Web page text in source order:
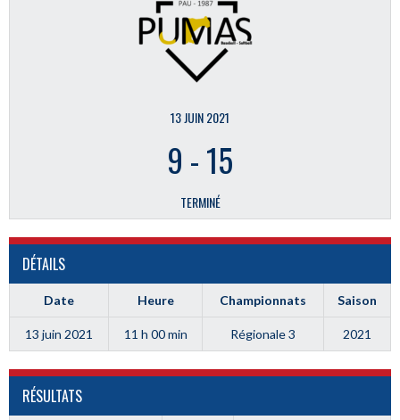
13 JUIN 2021
9 -15
TERMINÉ
DÉTAILS
Date Heure Championnats Saison
13 juin 2021 11 h 00 min Régionale 3 2021
RÉSULTATS